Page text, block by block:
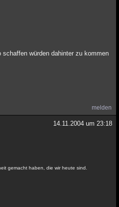
würden dahinter zu kommen
melden
14.11.2004 um 23:18
gemacht haben, die wir heute sind.